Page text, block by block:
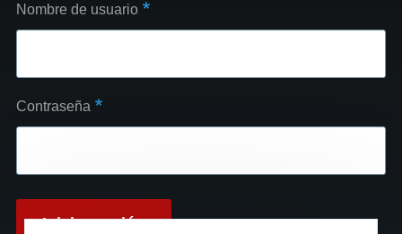
Nombre de usuario
Contraseña